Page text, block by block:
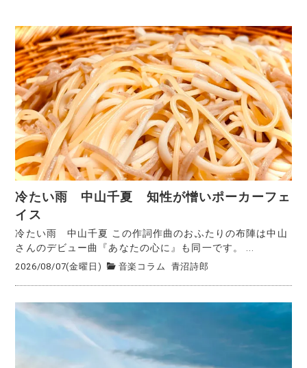
冷たい雨 中山千夏 知性が憎いポーカーフェ
イス
冷たい雨 中山千夏 この作詞作曲のおふたりの布陣は中山
さんのデビュー曲『あなたの心に』も同一です。 ...
2026/08/07(金曜日) 音楽コラム 青沼詩郎